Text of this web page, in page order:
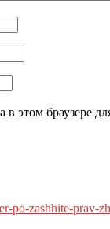
в этом браузере